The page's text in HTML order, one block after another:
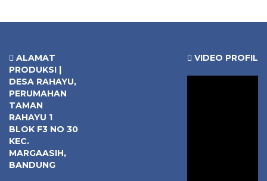
ALAMAT
PRODUKSI |
DESA RAHAYU,
PERUMAHAN
TAMAN
RAHAYU 1
BLOK F3 NO 30
KEC.
MARGAASIH,
BANDUNG
VIDEO PROFIL